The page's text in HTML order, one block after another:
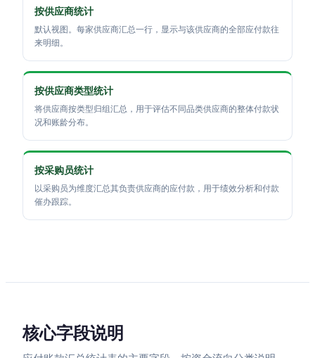
按供应商统计
默认视图。每家供应商汇总一行，显示与该供应商的全部应付款往
来明细。
按供应商类型统计
将供应商按类型归组汇总，用于评估不同品类供应商的整体付款状
况和账龄分布。
按采购员统计
以采购员为维度汇总其负责供应商的应付款，用于绩效分析和付款
催办跟踪。
核心字段说明